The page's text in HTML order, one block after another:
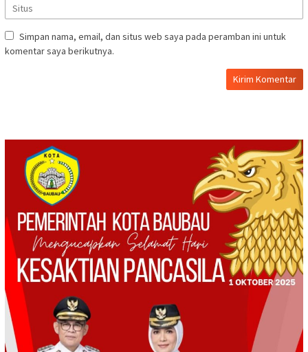
Simpan nama, email, dan situs web saya pada peramban ini untuk
komentar saya berikutnya.